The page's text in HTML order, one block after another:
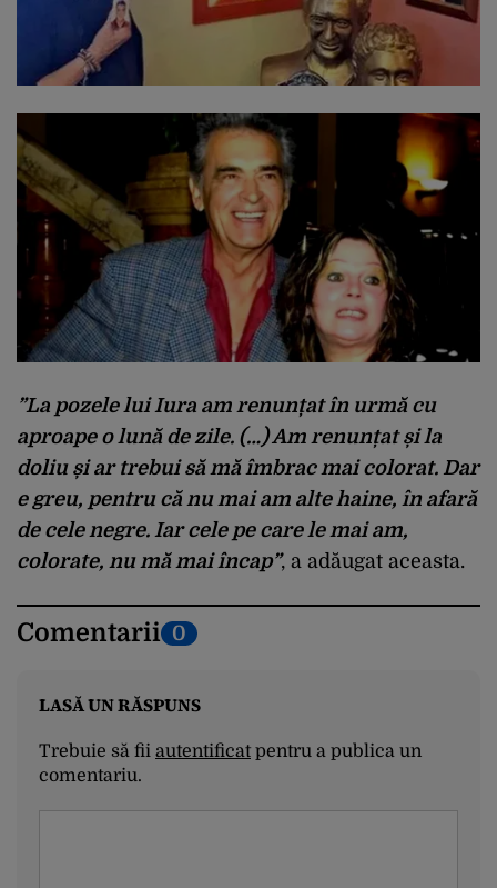
”La pozele lui Iura am renunțat în urmă cu
aproape o lună de zile. (…) Am renunțat și la
doliu și ar trebui să mă îmbrac mai colorat. Dar
e greu, pentru că nu mai am alte haine, în afară
de cele negre. Iar cele pe care le mai am,
colorate, nu mă mai încap”, a adăugat aceasta.
Comentarii 0
LASĂ UN RĂSPUNS
Trebuie să fii autentificatpentru a publica un
comentariu.